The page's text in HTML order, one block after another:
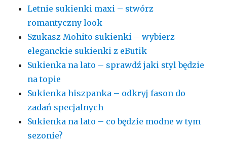
Letnie sukienki maxi – stwórz
romantyczny look
Szukasz Mohito sukienki – wybierz
eleganckie sukienki z eButik
Sukienka na lato – sprawdź jaki styl będzie
na topie
Sukienka hiszpanka – odkryj fason do
zadań specjalnych
Sukienka na lato – co będzie modne w tym
sezonie?